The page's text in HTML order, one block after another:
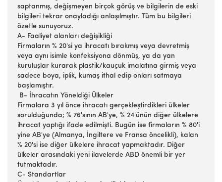
saptanmış, değişmeyen birçok görüş ve bilgilerin de eski
bilgileri tekrar onayladığı anlaşılmıştır. Tüm bu bilgileri
özetle sunuyoruz.
A- Faaliyet alanları değişikliği
Firmaların % 20'si ya ihracatı bırakmış veya devretmiş
veya aynı isimle konfeksiyona dönmüş, ya da yan
kuruluşlar kurarak plastik/kauçuk imalatına girmiş veya
sadece boya, iplik, kumaş ithal edip onları satmaya
başlamıştır.
B- İhracatın Yöneldiği Ülkeler
Firmalara 3 yıl önce ihracatı gerçekleştirdikleri ülkeler
sorulduğunda; % 76'sının AB'ye, % 24'ünün diğer ülkelere
ihracat yaptığı ifade edilmişti. Bugün ise firmaların % 80'i
yine AB'ye (Almanya, İngiltere ve Fransa öncelikli), kalan
% 20'si ise diğer ülkelere ihracat yapmaktadır. Diğer
ülkeler arasındaki yeni ilavelerde ABD önemli bir yer
tutmaktadır.
C- Standartlar